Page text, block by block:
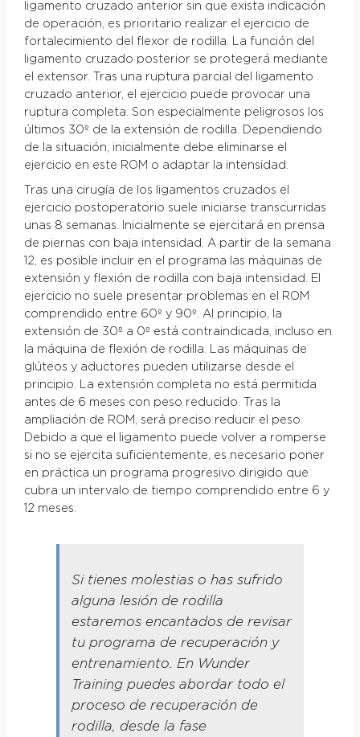
ligamento cruzado anterior sin que exista indicación
de operación, es prioritario realizar el ejercicio de
fortalecimiento del flexor de rodilla. La función del
ligamento cruzado posterior se protegerá mediante
el extensor. Tras una ruptura parcial del ligamento
cruzado anterior, el ejercicio puede provocar una
ruptura completa. Son especialmente peligrosos los
últimos 30º de la extensión de rodilla. Dependiendo
de la situación, inicialmente debe eliminarse el
ejercicio en este ROM o adaptar la intensidad.
Tras una cirugía de los ligamentos cruzados el
ejercicio postoperatorio suele iniciarse transcurridas
unas 8 semanas. Inicialmente se ejercitará en prensa
de piernas con baja intensidad. A partir de la semana
12, es posible incluir en el programa las máquinas de
extensión y flexión de rodilla con baja intensidad. El
ejercicio no suele presentar problemas en el ROM
comprendido entre 60º y 90º. Al principio, la
extensión de 30º a 0º está contraindicada, incluso en
la máquina de flexión de rodilla. Las máquinas de
glúteos y aductores pueden utilizarse desde el
principio. La extensión completa no está permitida
antes de 6 meses con peso reducido. Tras la
ampliación de ROM, será preciso reducir el peso.
Debido a que el ligamento puede volver a romperse
si no se ejercita suficientemente, es necesario poner
en práctica un programa progresivo dirigido que
cubra un intervalo de tiempo comprendido entre 6 y
12 meses.
Si tienes molestias o has sufrido
alguna lesión de rodilla
estaremos encantados de revisar
tu programa de recuperación y
entrenamiento. En Wunder
Training puedes abordar todo el
proceso de recuperación de
rodilla, desde la fase